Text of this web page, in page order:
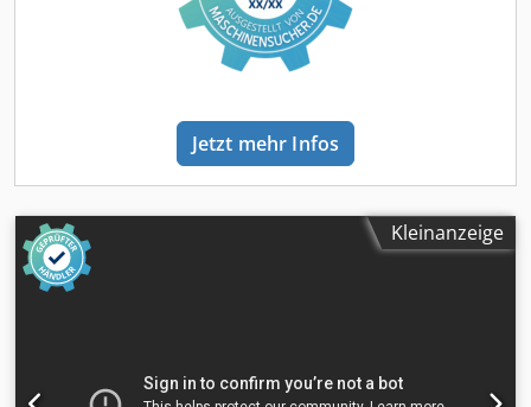
Jetzt mehr Infos
Kleinanzeige